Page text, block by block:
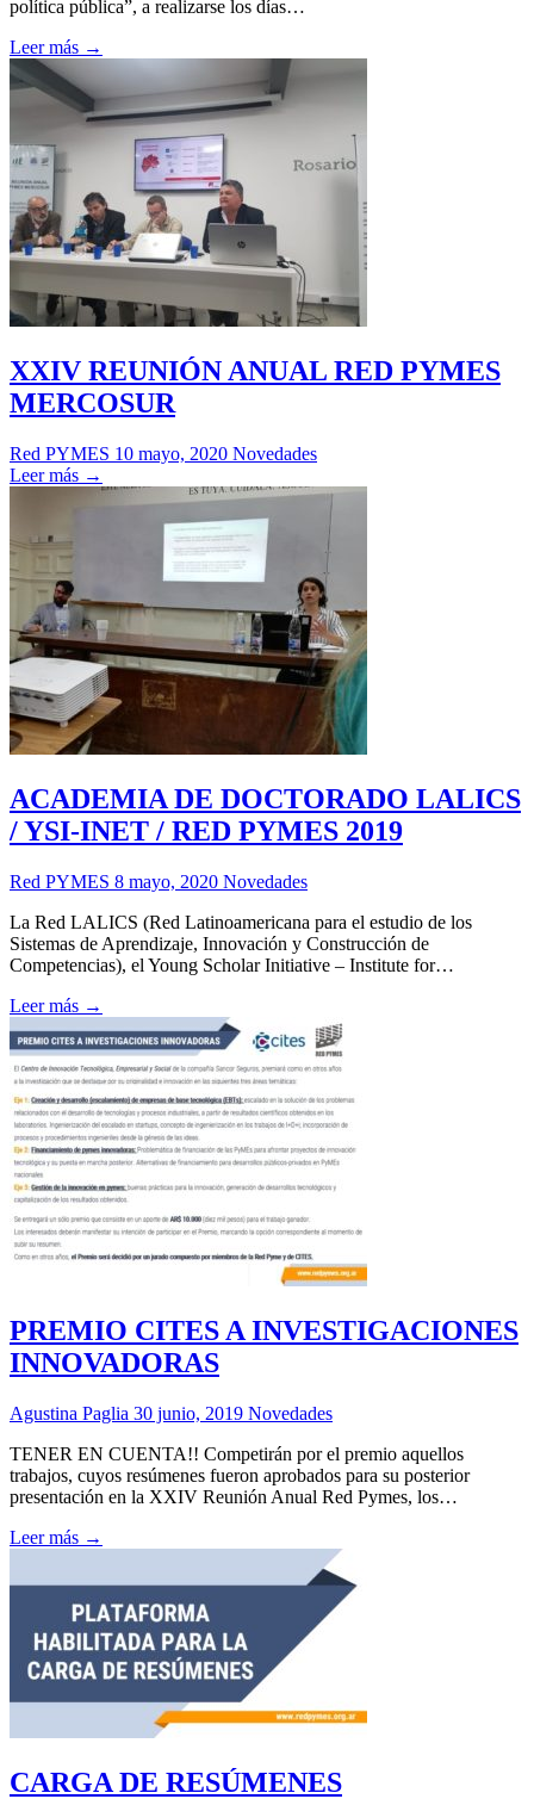
política pública”, a realizarse los días…
Leer más →
XXIV REUNIÓN ANUAL RED PYMES
MERCOSUR
Red PYMES 10 mayo, 2020 Novedades
Leer más →
ACADEMIA DE DOCTORADO LALICS
/ YSI-INET / RED PYMES 2019
Red PYMES 8 mayo, 2020 Novedades
La Red LALICS (Red Latinoamericana para el estudio de los
Sistemas de Aprendizaje, Innovación y Construcción de
Competencias), el Young Scholar Initiative – Institute for…
Leer más →
PREMIO CITES A INVESTIGACIONES
INNOVADORAS
Agustina Paglia 30 junio, 2019 Novedades
TENER EN CUENTA!! Competirán por el premio aquellos
trabajos, cuyos resúmenes fueron aprobados para su posterior
presentación en la XXIV Reunión Anual Red Pymes, los…
Leer más →
CARGA DE RESÚMENES